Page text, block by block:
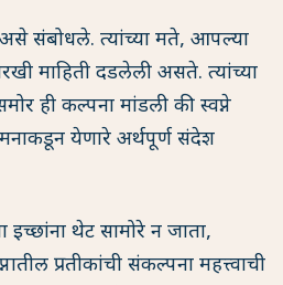
असे संबोधले. त्यांच्या मते, आपल्या
माहिती दडलेली असते. त्यांच्या
ही कल्पना मांडली की स्वप्ने
येणारे अर्थपूर्ण संदेश
इच्छांना थेट सामोरे न जाता,
प्रतीकांची संकल्पना महत्त्वाची